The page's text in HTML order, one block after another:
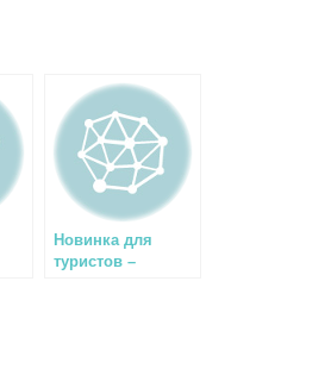
Новинка для
туристов –